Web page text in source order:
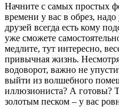
Начните с самых простых
времени у вас в обрез,
друзей всегда есть кому
уже сможете
медлите, тут интересно,
привычная жизнь.
водоворот, важно не
выйти из волшебного
иллюзиониста? А готовы?
золотым песком – у вас